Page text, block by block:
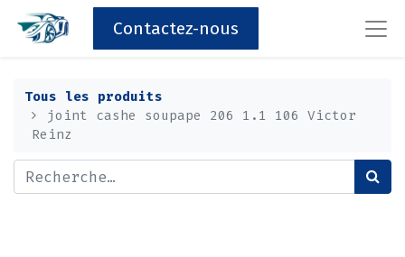
Contactez-nous
Tous les produits
joint cashe soupape 206 1.1 106 Victor
Reinz